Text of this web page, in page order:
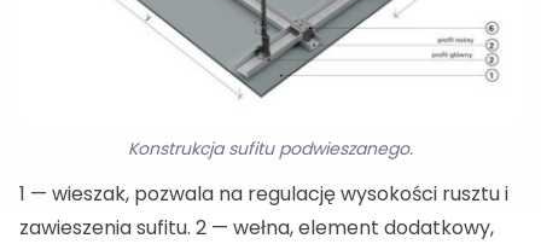
Konstrukcja sufitu podwieszanego.
1 — wieszak, pozwala na regulację wysokości rusztu i
zawieszenia sufitu. 2 — wełna, element dodatkowy,